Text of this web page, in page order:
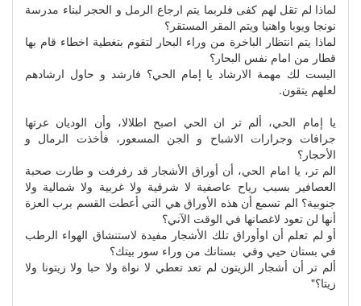
لماذا لم تقل لهم كفى فلربما يتم ارجاع الرمل و الحجر لبناء مدرسة
نونجا ويوبا واهنيا ويتم المقر المستقر؟
لماذا يتم انتظار الباخرة من وراء البحار لتقوم بتغطية اخطاء قام بها
قطار من امام نفس البحار؟
اليست لك مهمة الارشاد يا إمام الحي؟ فارشد و حاول ارشادهم
لعلهم يتقون.
يا إمام الحي، ألم تر ان الحي اصبح اطلالا، وأن الوديان عرتها
جرافات وجرارات الاشباح و الجن المسعور، فأخذت الرمال و
الأحجار؟
الم تر، يا امام الحي، أن أوراق الأشجار قد رفرفت و طارت صحبة
العصافير بسبب رياح عاصفية لا شرقية ولا غربية ولا شمالية ولا
جنوبية؟ الم تسمع أن هذه الأوراق هي التي أعطت القسم برب العزة
أنها لن تعود لاغصانها في الوقت الآني؟
أو لم تعلم أن اوأوراق تلك الأشجار مفيدة لاستنشاق الهواء الرطب
في بستان حيي وفي بستانك من وراء سور بيتك؟
ألم تر أن أشجار الزيتون لم تعد تعطي لا نواة ولا حبا ولا زيتونا ولا
زيتا؟"